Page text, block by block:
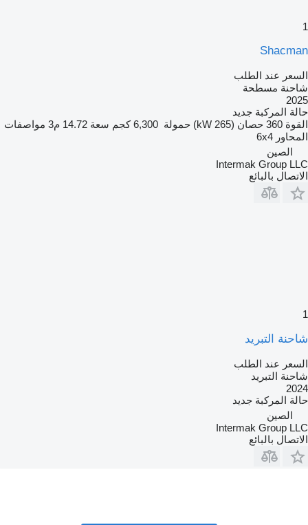
1
Shacman
السعر عند الطلب
شاحنة مسطحة
2025
حالة المركبة جديد
القوة 360 حصان (265 kW) حمولة 6,300 كجم سعة 14.72 م3
مواصفات
المحاور 6x4
الصين
Intermak Group LLC
الاتصال بالبائع
1
شاحنة التبريد
السعر عند الطلب
شاحنة التبريد
2024
حالة المركبة جديد
الصين
Intermak Group LLC
الاتصال بالبائع